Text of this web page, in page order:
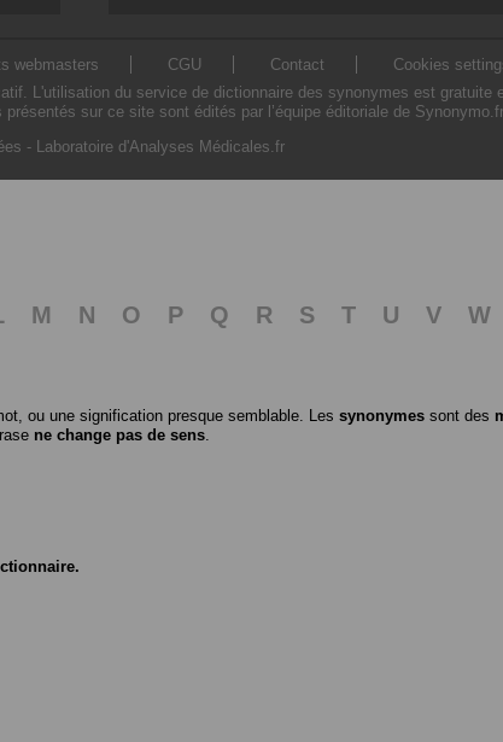
webmasters CGU Contact
Cookies
L'utilisation du service de dictionnaire des synonymes est gratuite
sur ce site sont édités par l’équipe éditoriale de Synonymo.fr
- Laboratoire d'Analyses Médicales.fr
M N O P Q R S T U V W
ou une signification presque semblable. Les synonymes sont des
ne change pas de sens